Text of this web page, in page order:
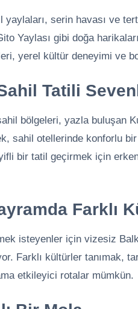
serin havası ve
Yaylası gibi doğa
yerel kültür deneyimi ve
Tatili
bölgeleri, yazla buluşan
sahil otellerinde konforlu
bir tatil geçirmek için
Farklı
isteyenler için vizesiz
Farklı kültürler tanımak,
etkileyici rotalar mümkün.